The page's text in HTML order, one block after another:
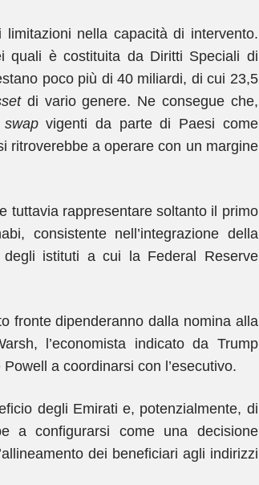
nella capacità di intervento.
quali è costituita da Diritti Speciali di
poco più di 40 miliardi, di cui 23,5
di vario genere. Ne consegue che,
swapvigenti da parte di Paesi come
ritroverebbe a operare con un margine
tuttavia rappresentare soltanto il primo
consistente nell’integrazione della
degli istituti a cui la Federal Reserve
fronte dipenderanno dalla nomina alla
l’economista indicato da Trump
a coordinarsi con l’esecutivo.
degli Emirati e, potenzialmente, di
a configurarsi come una decisione
dei beneficiari agli indirizzi